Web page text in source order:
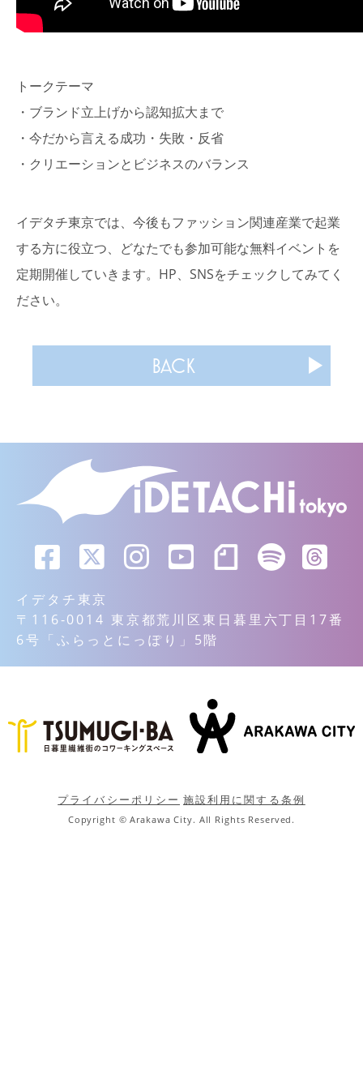
トークテーマ
・ブランド立上げから認知拡大まで
・今だから言える成功・失敗・反省
・クリエーションとビジネスのバランス
イデタチ東京では、今後もファッション関連産業で起業
する方に役立つ、どなたでも参加可能な無料イベントを
定期開催していきます。HP、SNSをチェックしてみてく
ださい。
BACK
イデタチ東京
〒116-0014 東京都荒川区東日暮里六丁目17番
6号「ふらっとにっぽり」5階
プライバシーポリシー 施設利用に関する条例
Copyright © Arakawa City. All Rights Reserved.